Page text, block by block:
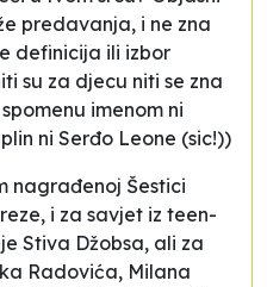
predavanja, i ne zna
definicija ili izbor
su za djecu niti se zna
imenom ni
ni Serđo Leone (sic!))
nagrađenoj Šestici
i za savjet iz teen-
Stiva Džobsa, ali za
Radovića, Milana